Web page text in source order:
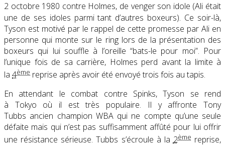
2 octobre 1980 contre Holmes, de venger son idole (Ali était
une de ses idoles parmi tant d’autres boxeurs). Ce soir-là,
Tyson est motivé par le rappel de cette promesse par Ali en
personne qui monte sur le ring lors de la présentation des
boxeurs qui lui souffle à l’oreille “bats-le pour moi”. Pour
l’unique fois de sa carrière, Holmes perd avant la limite à
la 4ème reprise après avoir été envoyé trois fois au tapis.
En attendant le combat contre Spinks, Tyson se rend
à Tokyo où il est très populaire. Il y affronte Tony
Tubbs ancien champion WBA qui ne compte qu’une seule
défaite mais qui n’est pas suffisamment affûté pour lui offrir
une résistance sérieuse. Tubbs s’écroule à la 2ème reprise,